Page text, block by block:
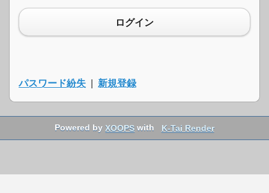
ログイン
パスワード紛失 新規登録
Powered byXOOPS with K-Tai Render